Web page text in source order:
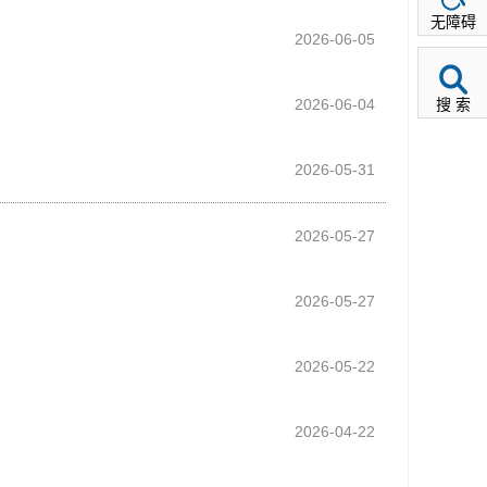
2026-06-05
2026-06-04
2026-05-31
2026-05-27
2026-05-27
2026-05-22
2026-04-22
无障碍
搜 索